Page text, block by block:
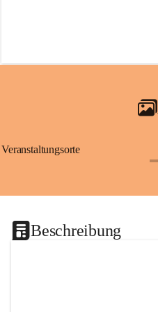
Veranstaltungsorte
Beschreibung